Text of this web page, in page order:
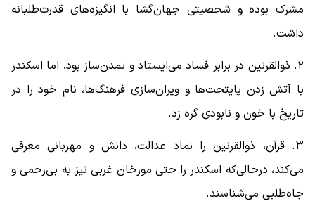
مشرک بوده و شخصیتی جهان‌گشا با انگیزه‌های قدرت‌طلبانه
داشت.
۲. ذوالقرنین در برابر فساد می‌ایستاد و تمدن‌ساز بود، اما اسکندر
با آتش زدن پایتخت‌ها و ویران‌سازی فرهنگ‌ها، نام خود را در
تاریخ با خون و نابودی گره زد.
۳. قرآن، ذوالقرنین را نماد عدالت، دانش و مهربانی معرفی
می‌کند، درحالی‌که اسکندر را حتی مورخان غربی نیز به بی‌رحمی و
جاه‌طلبی می‌شناسند.